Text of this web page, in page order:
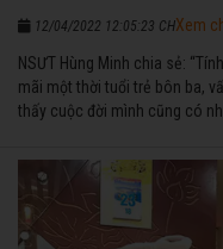
12/04/2022 12:05:23 CH
NSƯT Hùng Minh chia sẻ:
mãi một thời tuổi trẻ bôn ba,
thấy cuộc đời mình cũng có
ngược nhận được những cơ
diễn”.
Xem